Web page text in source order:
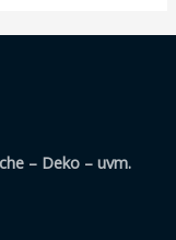
– Deko – uvm.